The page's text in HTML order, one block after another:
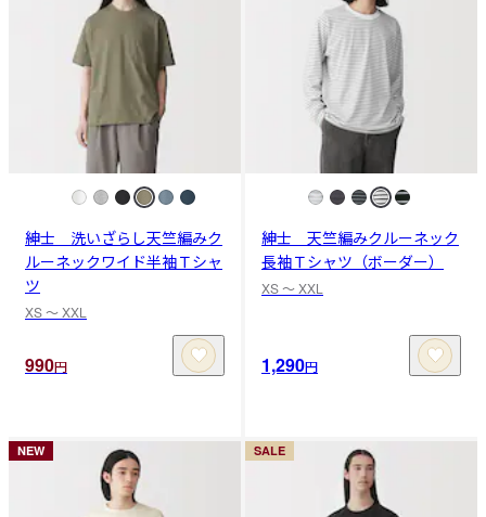
紳士 洗いざらし天竺編みク
ルーネックワイド半袖Ｔシャ
ツ
XS 〜 XXL
990円
紳士 天竺編みクルーネック
長袖Ｔシャツ（ボーダー）
XS 〜 XXL
1,290円
NEW SALE